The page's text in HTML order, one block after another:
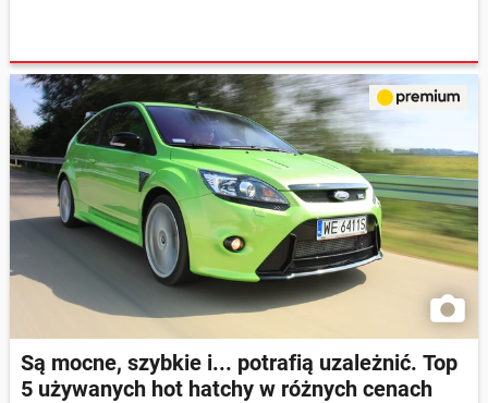
Są mocne, szybkie i... potrafią uzależnić. Top
5 używanych hot hatchy w różnych cenach